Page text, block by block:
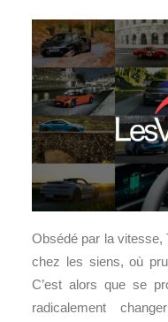
Obsédé par la vitesse,
chez les siens, où
C’est alors que se
radicalement